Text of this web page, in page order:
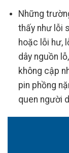
Những
thấy như lỗi
hoặc lỗi hư,
dây nguồn
không cập
pin phồng
quen người